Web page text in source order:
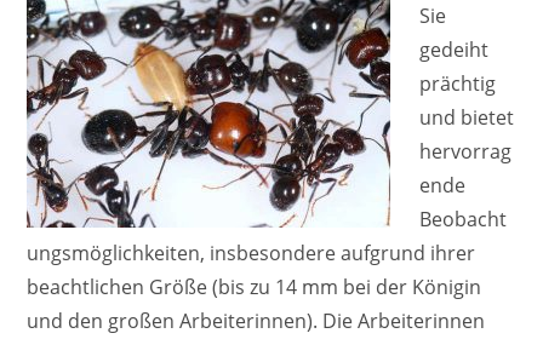
Sie
gedeiht
prächtig
und bietet
hervorrag
ende
Beobacht
ungsmöglichkeiten, insbesondere aufgrund ihrer
beachtlichen Größe (bis zu 14 mm bei der Königin
und den großen Arbeiterinnen). Die Arbeiterinnen